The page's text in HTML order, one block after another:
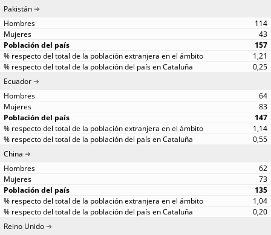
Pakistán
114
43
157
1,21
0,25
Ecuador
64
83
147
1,14
0,55
China
62
73
135
1,04
0,20
Reino Unido